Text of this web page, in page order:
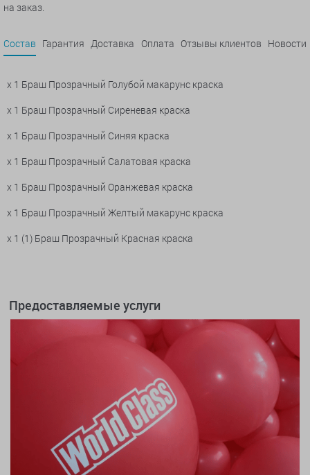
на заказ.
Состав Гарантия Доставка Оплата Отзывы клиентов Новости
x 1 Браш Прозрачный Голубой макарунс краска
x 1 Браш Прозрачный Сиреневая краска
x 1 Браш Прозрачный Синяя краска
x 1 Браш Прозрачный Салатовая краска
x 1 Браш Прозрачный Оранжевая краска
x 1 Браш Прозрачный Желтый макарунс краска
x 1 (1) Браш Прозрачный Красная краска
Предоставляемые услуги